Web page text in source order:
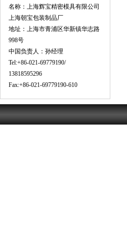
名称：上海辉宝精密模具有限公司
上海朝宝包装制品厂
地址：上海市青浦区华新镇华志路
998号
中国负责人：孙经理
Tel:+86-021-69779190/
13818595296
Fax:+86-021-69779190-610